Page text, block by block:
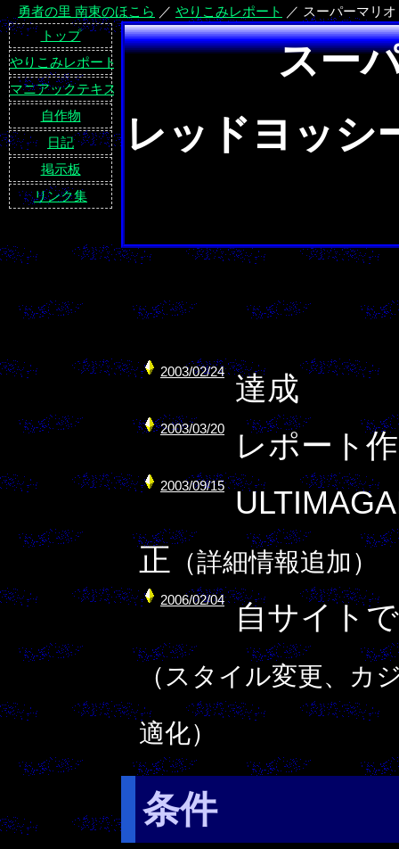
勇者の里 南東のほこら ／ やりこみレポート ／ スーパーマリ
スー
レッドヨッシ
2003/02/24 達成
2003/03/20 レポート
2003/09/15
正 （詳細情報追加）
2006/02/04 自サイト
（スタイル変更、カ
適化）
条件
トップ
やりこみレポート
マニアックテキスト
自作物
日記
掲示板
リンク集